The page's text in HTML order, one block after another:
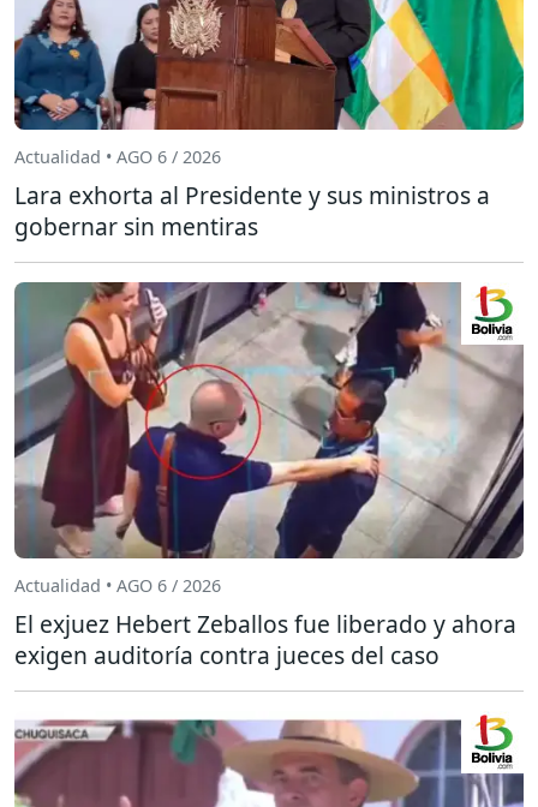
Actualidad • AGO 6 / 2026
Lara exhorta al Presidente y sus ministros a
gobernar sin mentiras
Actualidad • AGO 6 / 2026
El exjuez Hebert Zeballos fue liberado y ahora
exigen auditoría contra jueces del caso